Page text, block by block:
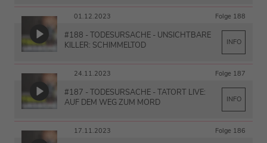
01.12.2023 Folge 188
#188 - TODESURSACHE - UNSICHTBARE
KILLER: SCHIMMELTOD
INFO
24.11.2023 Folge 187
#187 - TODESURSACHE - TATORT LIVE:
AUF DEM WEG ZUM MORD
INFO
17.11.2023 Folge 186